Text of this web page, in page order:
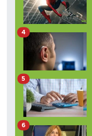
4
5
6